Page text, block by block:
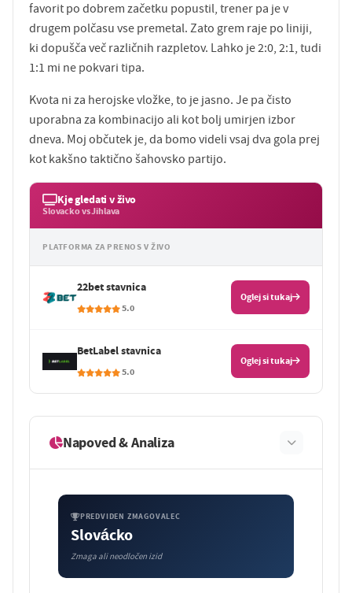
favorit po dobrem začetku popustil, trener pa je v
drugem polčasu vse premetal. Zato grem raje po liniji,
ki dopušča več različnih razpletov. Lahko je 2:0, 2:1, tudi
1:1 mi ne pokvari tipa.
Kvota ni za herojske vložke, to je jasno. Je pa čisto
uporabna za kombinacijo ali kot bolj umirjen izbor
dneva. Moj občutek je, da bomo videli vsaj dva gola prej
kot kakšno taktično šahovsko partijo.
Kje gledati v živo
Slovacko vs Jihlava
PLATFORMA ZA PRENOS V ŽIVO
22bet stavnica
5.0
Oglej si tukaj
BetLabel stavnica
5.0
Oglej si tukaj
Napoved & Analiza
PREDVIDEN ZMAGOVALEC
Slovácko
Zmaga ali neodločen izid